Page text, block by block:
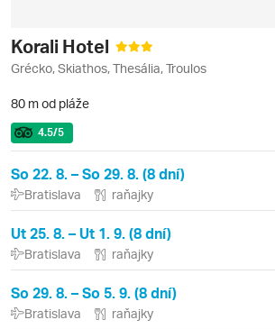
Korali Hotel
Grécko, Skiathos, Thesália, Troulos
80 m od pláže
4.5/5
So 22. 8. – So 29. 8. (8 dní)
Bratislava raňajky
Ut 25. 8. – Ut 1. 9. (8 dní)
Bratislava raňajky
So 29. 8. – So 5. 9. (8 dní)
Bratislava raňajky